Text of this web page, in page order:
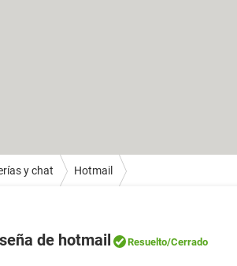
y chat Hotmail
de hotmail Resuelto/Cerrado